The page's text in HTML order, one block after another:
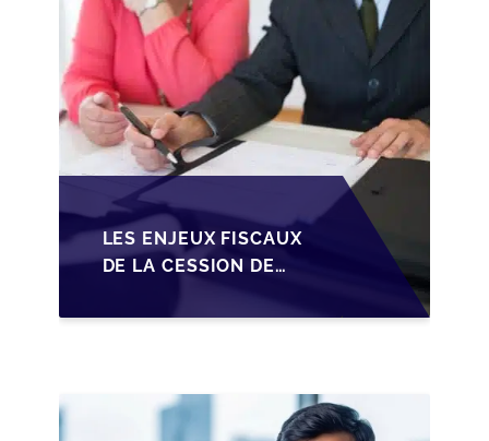
LES ENJEUX FISCAUX
DE LA CESSION DE
LES DIRIGEANTS DE